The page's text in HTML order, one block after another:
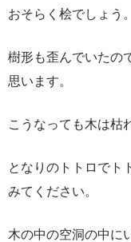
おそらく桧でしょう。
樹形も歪んでいたの
思います。
こうなっても木は枯
となりのトトロでト
みてください。
木の中の空洞の中に